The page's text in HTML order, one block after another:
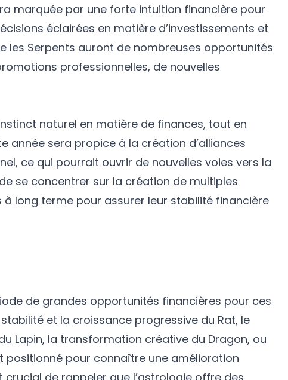
marquée par une forte intuition financière pour
éclairées en matière d’investissements et
les Serpents auront de nombreuses opportunités
professionnelles, de nouvelles
naturel en matière de finances, tout en
année sera propice à la création d’alliances
ce qui pourrait ouvrir de nouvelles voies vers la
se concentrer sur la création de multiples
long terme pour assurer leur stabilité financière
de grandes opportunités financières pour ces
et la croissance progressive du Rat, le
Lapin, la transformation créative du Dragon, ou
positionné pour connaître une amélioration